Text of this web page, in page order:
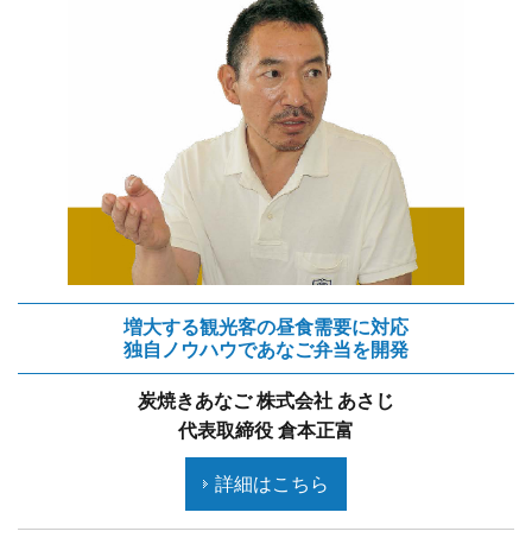
増大する観光客の昼食需要に対応
独自ノウハウであなご弁当を開発
炭焼きあなご 株式会社 あさじ
代表取締役 倉本正富
詳細はこちら